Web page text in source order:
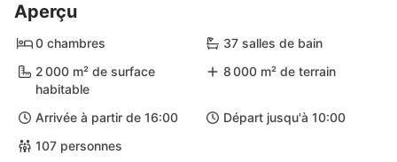
Aperçu
0 chambres
37 salles de bain
2 000 m² de surface
habitable
8 000 m² de terrain
Arrivée à partir de 16:00
Départ jusqu'à 10:00
107 personnes